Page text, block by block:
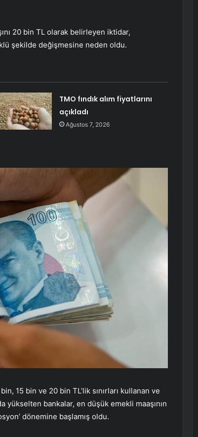
20 bin TL olarak belirleyen iktidar,
şekilde değişmesine neden oldu.
TMO fındık alım fiyatlarını
açıkladı
Ağustos 7, 2026
15 bin ve 20 bin TL’lik sınırları kullanan ve
yükselten bankalar, en düşük emekli maaşının
dönemine başlamış oldu.